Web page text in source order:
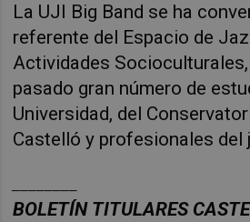
La UJI Big Band se ha
referente del Espacio de
Actividades
pasado gran número de
Universidad, del
Castelló y profesionales del
BOLETÍNTITULARES